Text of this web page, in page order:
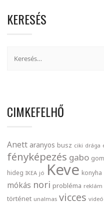
KERESÉS
CIMKEFELHŐ
Anett aranyos busz ciki drága
fényképezés gabo
hideg IKEA jó Keve konyha
mókás nori probléma reklám
történet unalmas vicces videó